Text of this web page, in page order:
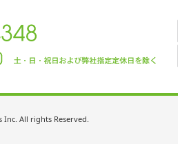
Inc. All rights Reserved.